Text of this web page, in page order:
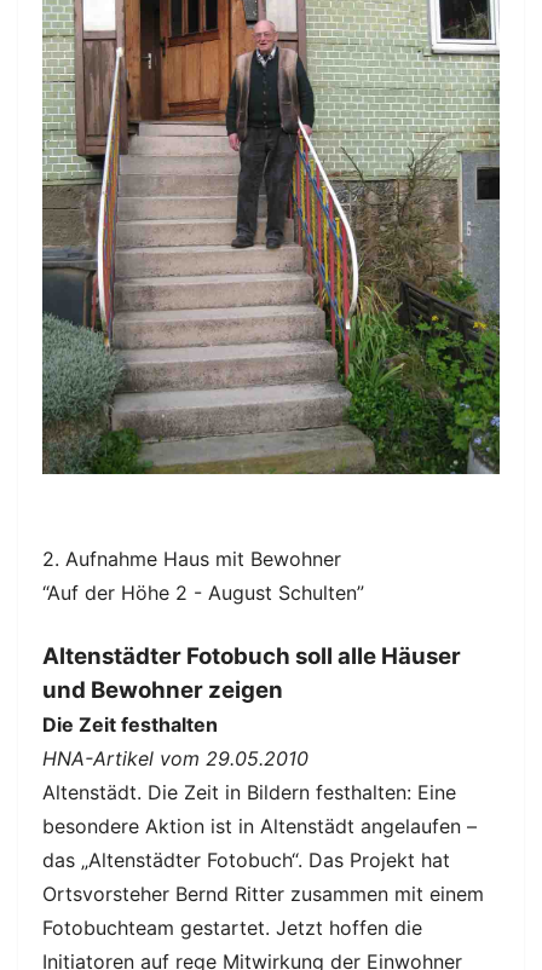
2. Aufnahme Haus mit Bewohner
“Auf der Höhe 2 - August Schulten”
Altenstädter Fotobuch soll alle Häuser
und Bewohner zeigen
Die Zeit festhalten
HNA-Artikel vom 29.05.2010
Altenstädt. Die Zeit in Bildern festhalten: Eine
besondere Aktion ist in Altenstädt angelaufen –
das „Altenstädter Fotobuch“. Das Projekt hat
Ortsvorsteher Bernd Ritter zusammen mit einem
Fotobuchteam gestartet. Jetzt hoffen die
Initiatoren auf rege Mitwirkung der Einwohner